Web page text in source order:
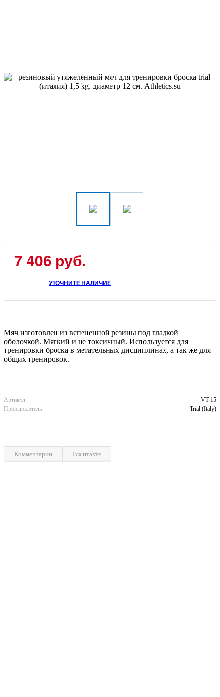
7 406 руб.
УТОЧНИТЕ НАЛИЧИЕ
Мяч изготовлен из вспененной резины под гладкой
оболочкой. Мягкий и не токсичный. Используется для
тренировки броска в метательных дисциплинах, а так же для
общих тренировок.
Артикул
VT 15
Производитель
Trial (Italy)
Комментарии Вконтакте